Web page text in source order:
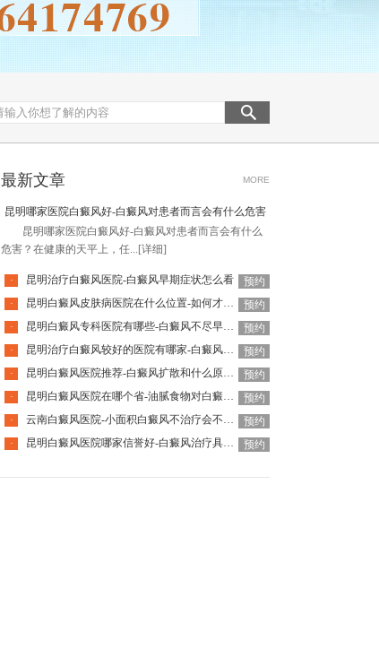
最新文章 MORE
昆明哪家医院白癜风好-白癜风对患者而言会有什么危害
昆明哪家医院白癜风好-白癜风对患者而言会有什么
危害？在健康的天平上，任... [详细]
· 昆明治疗白癜风医院-白癜风早期症状怎么看
预约
·
昆明白癜风皮肤病医院在什么位置-如何才能防止白癜风扩散呢
预约
·
昆明白癜风专科医院有哪些-白癜风不尽早治疗会扩散吗
预约
·
昆明治疗白癜风较好的医院有哪家-白癜风发病时会有什么症状表现
预约
·
昆明白癜风医院推荐-白癜风扩散和什么原因有关
预约
·
昆明白癜风医院在哪个省-油腻食物对白癜风患者有什么影响呢
预约
·
云南白癜风医院-小面积白癜风不治疗会不会好
预约
·
昆明白癜风医院哪家信誉好-白癜风治疗具体需要多少钱呢 预约